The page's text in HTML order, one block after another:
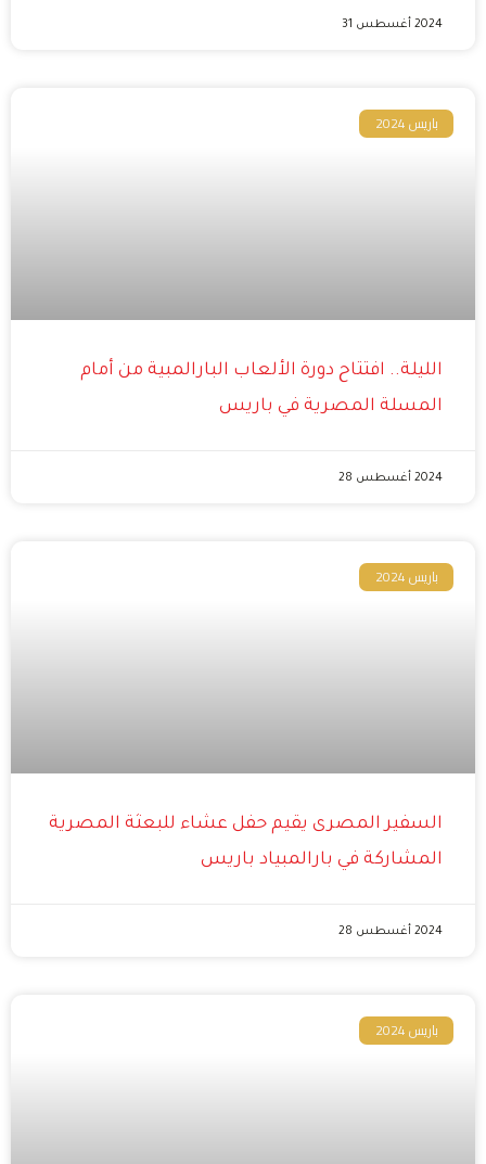
2024 أغسطس 31
باريس 2024
الليلة.. افتتاح دورة الألعاب البارالمبية من أمام
المسلة المصرية في باريس
2024 أغسطس 28
باريس 2024
السفير المصرى يقيم حفل عشاء للبعثة المصرية
المشاركة في بارالمبياد باريس
2024 أغسطس 28
باريس 2024